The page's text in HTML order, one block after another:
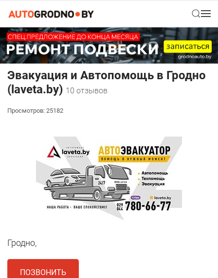
Эвакуация и Автопомощь в Гродно
(laveta.by) 10 отзывов
Просмотров: 25182
Гродно,
ПОЗВОНИТЬ